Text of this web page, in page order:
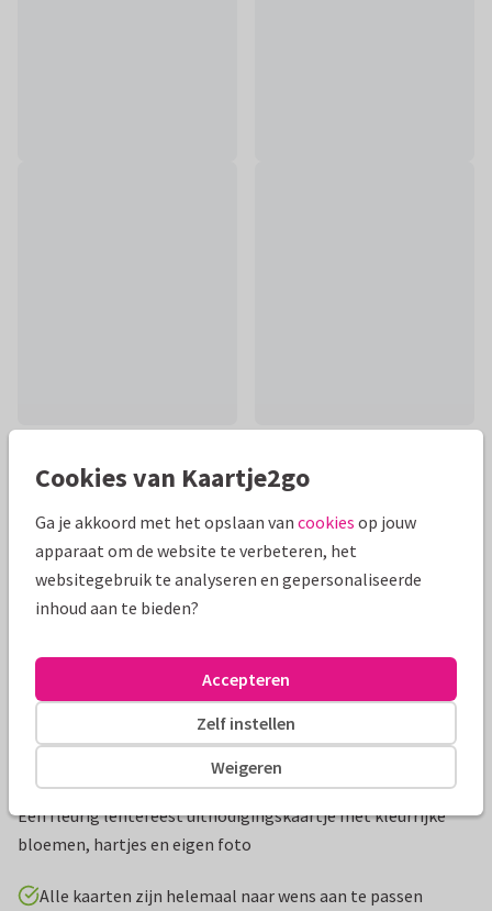
Mooie extra's bij je kaart
Een fleurig lentefeest uitnodigingskaartje met kleurrijke
bloemen, hartjes en eigen foto
Alle kaarten zijn helemaal naar wens aan te passen
Cookies van Kaartje2go
Ga je akkoord met het opslaan van cookies op jouw
apparaat om de website te verbeteren, het
websitegebruik te analyseren en gepersonaliseerde
inhoud aan te bieden?
Weigeren
Zelf instellen
Accepteren